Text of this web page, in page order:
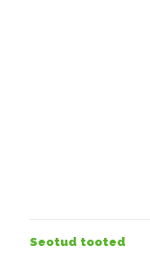
Seotud tooted